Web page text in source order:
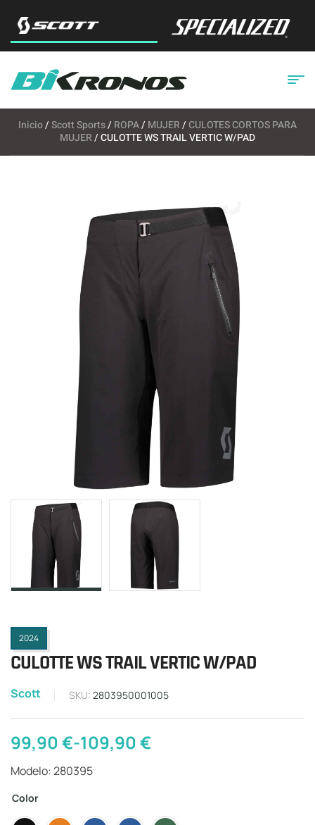
Inicio/Scott Sports/ ROPA/ MUJER/ CULOTES CORTOS PARA
MUJER/ CULOTTE WS TRAIL VERTIC W/PAD
2024
CULOTTE WS TRAIL VERTIC W/PAD
Scott SKU: 2803950001005
99,90€-109,90€
Modelo: 280395
Color